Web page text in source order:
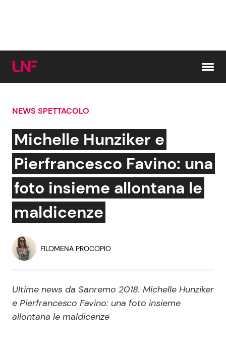
Cerca:
News e Cronaca
Attualità Italiana
Dal Mondo
Economia
Persone Scomparse
Politica
Gossip e TV
Bellezze VIP
Reality e Talent
NEWS SPETTACOLO
Michelle Hunziker e
Pierfrancesco Favino: una
foto insieme allontana le
maldicenze
FILOMENA PROCOPIO
Ultime news da Sanremo 2018. Michelle Hunziker
e Pierfrancesco Favino: una foto insieme
allontana le maldicenze